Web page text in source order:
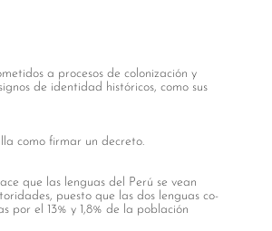
a procesos de colonización y
de identidad históricos, como sus
como firmar un decreto.
que las lenguas del Perú se vean
puesto que las dos lenguas co-
por el 13% y 1,8% de la población